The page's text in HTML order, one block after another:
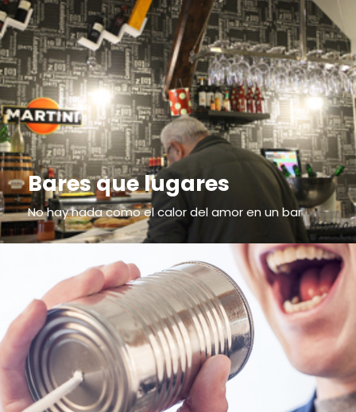
Bares que lugares
No hay nada como el calor del amor en un bar